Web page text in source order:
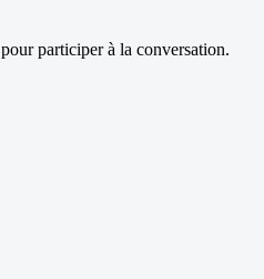
pour participer à la conversation.